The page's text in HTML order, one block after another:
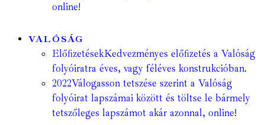
online!
VALÓSÁG
ElőfizetésekKedvezményes előfizetés a Valóság
folyóiratra éves, vagy féléves konstrukcióban.
2022Válogasson tetszése szerint a Valóság
folyóirat lapszámai között és töltse le bármely
tetszőleges lapszámot akár azonnal, online!